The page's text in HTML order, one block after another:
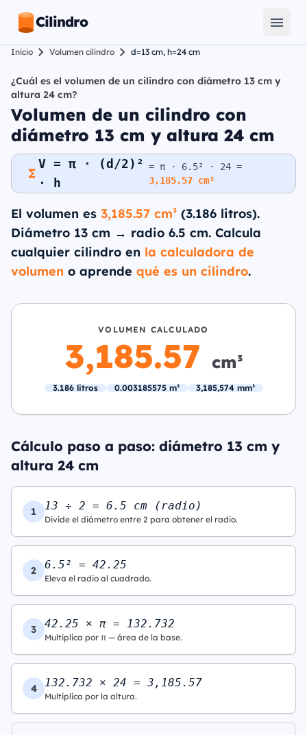
Cilindro
Inicio Volumen cilindro d=13 cm, h=24 cm
¿Cuál es el volumen de un cilindro con diámetro 13 cm y
altura 24 cm?
Volumen de un cilindro con
diámetro 13 cm y altura 24 cm
V = π · (d/2)²
· h
= π · 6.5² · 24 =
3,185.57 cm³
El volumen es 3,185.57 cm³ (3.186 litros).
Diámetro 13 cm → radio 6.5 cm. Calcula
cualquier cilindro en la calculadora de
volumen o aprende qué es un cilindro.
VOLUMEN CALCULADO
3,185.57 cm³
3.186 litros 0.003185575 m³ 3,185,574 mm³
Cálculo paso a paso: diámetro 13 cm y
altura 24 cm
1 13 ÷ 2 = 6.5 cm (radio)
Divide el diámetro entre 2 para obtener el radio.
2 6.5² = 42.25
Eleva el radio al cuadrado.
3 42.25 × π = 132.732
Multiplica por π — área de la base.
4 132.732 × 24 = 3,185.57
Multiplica por la altura.